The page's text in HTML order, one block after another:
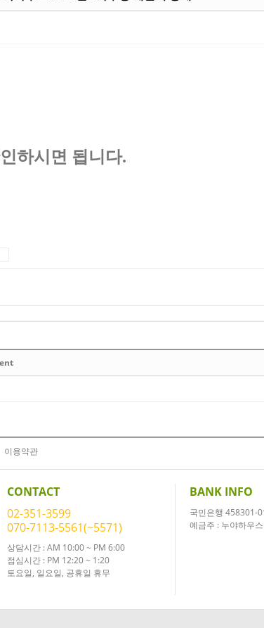
하시면 됩니다.
이용약관
CONTACT
02-351-3599
070-7113-5561(~5571)
상담시간 : AM 10:00 ~ PM 6:00
점심시간 : PM 12:20 ~ 1:20
토요일, 일요일, 공휴일 휴무
BANK INFO
국민은행 458301-
예금주 : 누야하우스